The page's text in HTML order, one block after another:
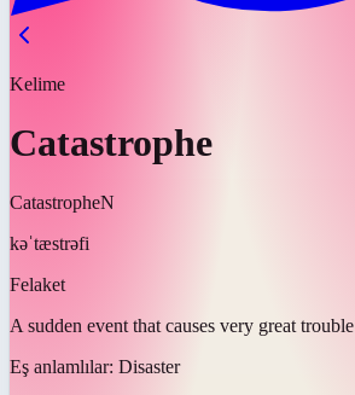
Kelime
Catastrophe
CatastropheN
kəˈtæstrəfi
Felaket
A sudden event that causes very great trouble
Eş anlamlılar: Disaster